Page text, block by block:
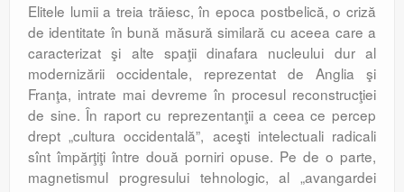
Elitele lumii a treia trăiesc, în epoca postbelică, o criză
de identitate în bună măsură similară cu aceea care a
caracterizat şi alte spaţii dinafara nucleului dur al
modernizării occidentale, reprezentat de Anglia şi
Franţa, intrate mai devreme în procesul reconstrucţiei
de sine. În raport cu reprezentanţii a ceea ce percep
drept „cultura occidentală”, aceşti intelectuali radicali
sînt împărţiţi între două porniri opuse. Pe de o parte,
magnetismul progresului tehnologic, al „avangardei